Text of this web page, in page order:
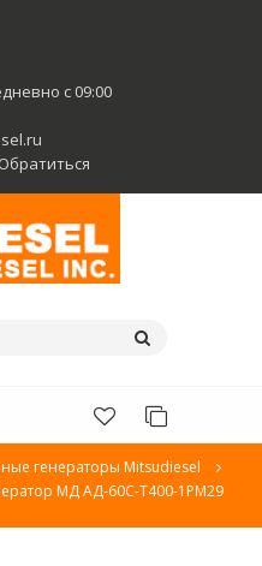
с 09:00
Обратиться
генераторы Mitsudiesel
МД АД-60С-Т400-1РМ29